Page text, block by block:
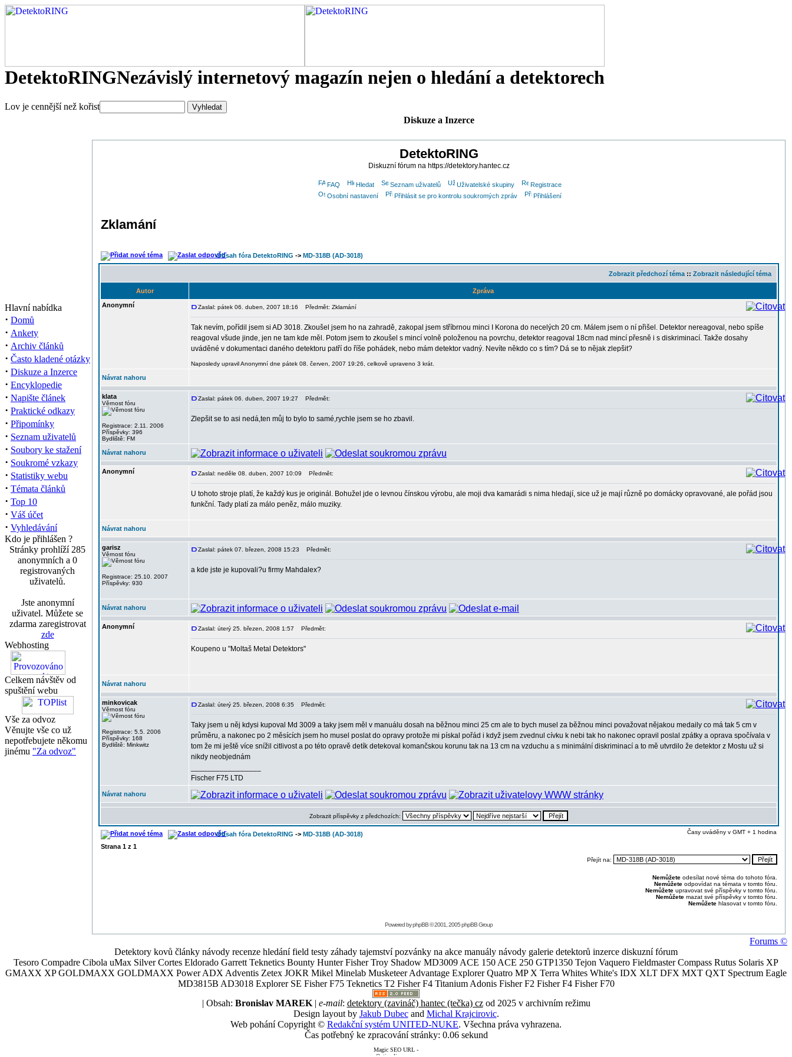
DetektoRINGNezávislý internetový magazín nejen o hledání a detektorech
Lov je cennější než kořist
Hlavní nabídka
· Domů
· Ankety
· Archiv článků
· Často kladené otázky
· Diskuze a Inzerce
· Encyklopedie
· Napište článek
· Praktické odkazy
· Připomínky
· Seznam uživatelů
· Soubory ke stažení
· Soukromé vzkazy
· Statistiky webu
· Témata článků
· Top 10
· Váš účet
· Vyhledávání
Kdo je přihlášen ?
Stránky prohlíží 285
anonymních a 0
registrovaných
uživatelů.
Jste anonymní
uživatel. Můžete se
zdarma zaregistrovat
zde
Webhosting
Celkem návštěv od
spuštění webu
Vše za odvoz
Věnujte vše co už
nepotřebujete někomu
jinému "Za odvoz"
Diskuze a Inzerce
DetektoRING
Diskuzní fórum na https://detektory.hantec.cz
FAQ Hledat Seznam uživatelů Uživatelské skupiny
Registrace
Osobní nastavení
Přihlásit se pro kontrolu soukromých zpráv Přihlášení
Zklamání
Obsah fóra DetektoRING -> MD-318B (AD-3018)
Zobrazit předchozí téma :: Zobrazit následující téma
Autor
Zpráva
Anonymní
Zaslal: pátek 06. duben, 2007 18:16 Předmět: Zklamání
Tak nevím, pořídil jsem si AD 3018. Zkoušel jsem ho na zahradě, zakopal jsem stříbrnou minci I Korona do necelých 20 cm. Málem jsem o ní přišel. Detektor nereagoval, nebo spíše
reagoval všude jinde, jen ne tam kde měl. Potom jsem to zkoušel s mincí volně položenou na povrchu, detektor reagoval 18cm nad mincí přesně i s diskriminací. Takže dosahy
uváděné v dokumentaci daného detektoru patří do říše pohádek, nebo mám detektor vadný. Nevíte někdo co s tím? Dá se to nějak zlepšit?
Naposledy upravil Anonymní dne pátek 08. červen, 2007 19:26, celkově upraveno 3 krát.
Návrat nahoru
klata
Věrnost fóru
Registrace: 2.11. 2006
Příspěvky: 396
Bydliště: FM
Zaslal: pátek 06. duben, 2007 19:27 Předmět:
Zlepšit se to asi nedá,ten můj to bylo to samé,rychle jsem se ho zbavil.
Návrat nahoru
Anonymní Zaslal: neděle 08. duben, 2007 10:09 Předmět:
U tohoto stroje platí, že každý kus je originál. Bohužel jde o levnou čínskou výrobu, ale moji dva kamarádi s nima hledají, sice už je mají různě po domácky opravované, ale pořád jsou
funkční. Tady platí za málo peněz, málo muziky.
Návrat nahoru
garisz
Věrnost fóru
Registrace: 25.10. 2007
Příspěvky: 930
Zaslal: pátek 07. březen, 2008 15:23 Předmět:
a kde jste je kupovali?u firmy Mahdalex?
Návrat nahoru
Anonymní Zaslal: úterý 25. březen, 2008 1:57 Předmět:
Koupeno u "Moltaš Metal Detektors"
Návrat nahoru
minkovicak
Věrnost fóru
Registrace: 5.5. 2006
Příspěvky: 168
Bydliště: Minkwitz
Zaslal: úterý 25. březen, 2008 6:35 Předmět:
Taky jsem u něj kdysi kupoval Md 3009 a taky jsem měl v manuálu dosah na běžnou minci 25 cm ale to bych musel za běžnou minci považovat nějakou medaily co má tak 5 cm v
průměru, a nakonec po 2 měsících jsem ho musel poslat do opravy protože mi pískal pořád i když jsem zvednul cívku k nebi tak ho nakonec opravil poslal zpátky a oprava spočívala v
tom že mi ještě více snížil citlivost a po této opravě detík detekoval komančskou korunu tak na 13 cm na vzduchu a s minimální diskriminací a to mě utvrdilo že detektor z Mostu už si
nikdy neobjednám
Fischer F75 LTD
Návrat nahoru
Zobrazit příspěvky z předchozích:
Obsah fóra DetektoRING -> MD-318B (AD-3018) Časy uváděny v GMT + 1 hodina
Strana 1 z 1
Přejít na:
Nemůžete odesílat nové téma do tohoto fóra.
Nemůžete odpovídat na témata v tomto fóru.
Nemůžete upravovat své příspěvky v tomto fóru.
Nemůžete mazat své příspěvky v tomto fóru.
Nemůžete hlasovat v tomto fóru.
Powered byphpBB© 2001, 2005 phpBB Group
Forums ©
Detektory kovů články návody recenze hledání field testy záhady tajemství pozvánky na akce manuály návody galerie detektorů inzerce diskuzní fórum
Tesoro Compadre Cibola uMax Silver Cortes Eldorado Garrett Teknetics Bounty Hunter Fisher Troy Shadow MD3009 ACE 150 ACE 250 GTP1350 Tejon Vaquero Fieldmaster Compass Rutus Solaris XP
GMAXX XP GOLDMAXX GOLDMAXX Power ADX Adventis Zetex JOKR Mikel Minelab Musketeer Advantage Explorer Quatro MP X Terra Whites White's IDX XLT DFX MXT QXT Spectrum Eagle
MD3815B AD3018 Explorer SE Fisher F75 Teknetics T2 Fisher F4 Titanium Adonis Fisher F2 Fisher F4 Fisher F70
| Obsah: Bronislav MAREK| e-mail: detektory (zavináč) hantec (tečka) czod 2025 v archivním režimu
Design layout by Jakub Dubecand Michal Krajcirovic.
Web pohání Copyright © Redakční systém UNITED-NUKE. Všechna práva vyhrazena.
Čas potřebný ke zpracování stránky: 0.06 sekund